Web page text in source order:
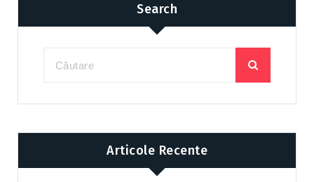
Search
Articole Recente